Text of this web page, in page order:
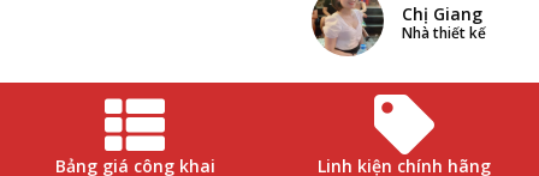
Chị Giang
Nhà thiết kế
Bảng giá công khai Linh kiện chính hãng